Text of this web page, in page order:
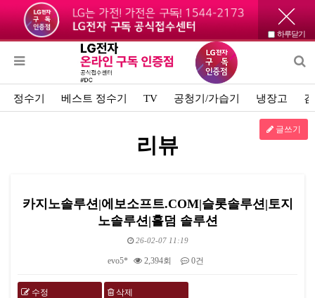
하루닫기
정수기 베스트 정수기 TV 공청기/가습기 냉장고
리뷰
글쓰기
카지노솔루션|에보소프트.CΟΜ|슬롯솔루션|토지
노솔루션|홀덤 솔루션
26-02-07 11:19
evo5* 2,394회 0건
수정 삭제